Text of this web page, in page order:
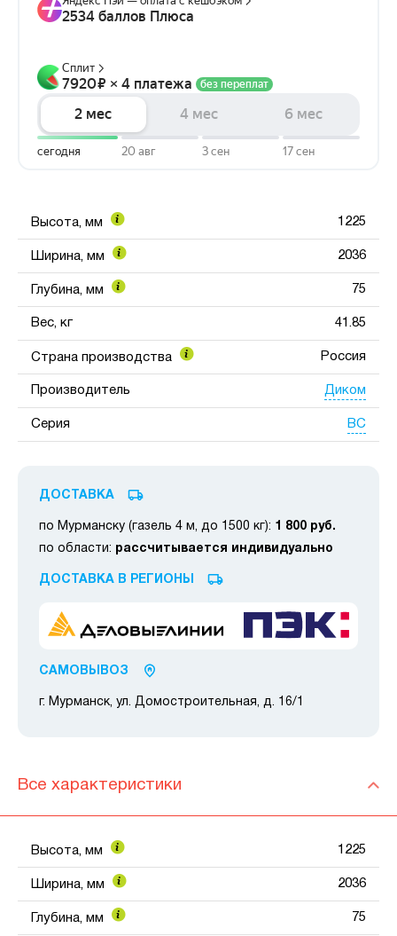
Высота, мм 1225
Ширина, мм 2036
Глубина, мм 75
Вес, кг 41.85
Страна производства Россия
Производитель Диком
Серия ВС
ДОСТАВКА
по Мурманску (газель 4 м, до 1500 кг): 1 800 руб.
по области: рассчитывается индивидуально
ДОСТАВКА В РЕГИОНЫ
САМОВЫВОЗ
г. Мурманск, ул. Домостроительная, д. 16/1
Все характеристики
Высота, мм 1225
Ширина, мм 2036
Глубина, мм 75